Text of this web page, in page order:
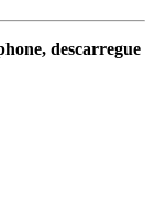
descarregue